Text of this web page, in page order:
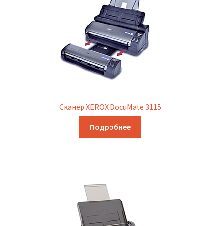
Сканер XEROX DocuMate 3115
Подробнее